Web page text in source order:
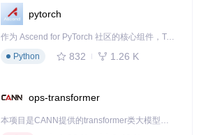
pytorch
作为 Ascend for PyTorch 社区的核心组件，TorchNPU 是昇腾专为 PyTorch 打造的深度学习适配插件，使 PyTorch 框架能够直接调用昇腾 NPU，为开发者提供昇腾 AI 处理器的超强算力。
Python
832 1.26 K
ops-transformer
本项目是CANN提供的transformer类大模型算子库，实现网络在NPU上加速计算。